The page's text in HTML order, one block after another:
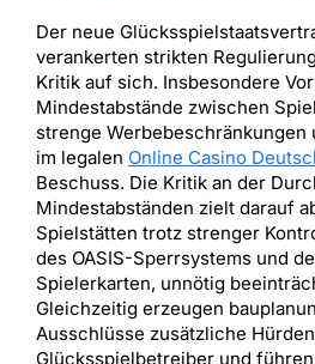
Der neue
verankerten strikten
Kritik auf sich. Insbesondere
Mindestabstände zwischen
strenge Werbebeschränkungen
im legalen Online Casino
Beschuss. Die Kritik an der
Mindestabständen zielt darauf
Spielstätten trotz strenger
des OASIS-Sperrsystems und
Spielerkarten, unnötig
Gleichzeitig erzeugen
Ausschlüsse zusätzliche
Glücksspielbetreiber und